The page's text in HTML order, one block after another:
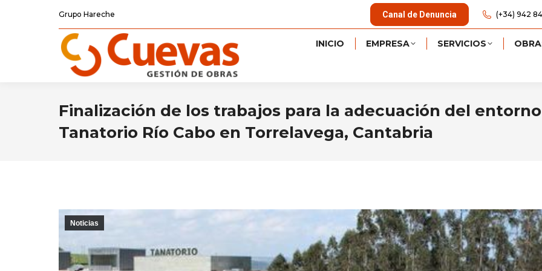
Grupo Hareche Canal de Denuncia (+34) 942
INICIO EMPRESA SERVICIOS
Finalización de los trabajos para la adecuación del
Tanatorio Río Cabo en Torrelavega, Cantabria
Noticias